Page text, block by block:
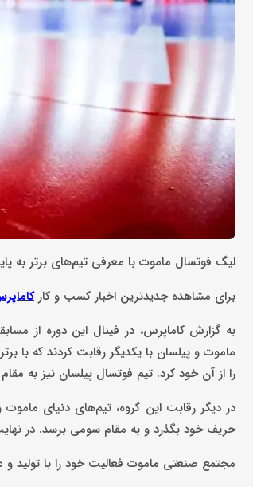
لیگ فوتسال ماموت با معرفی تیم‌های برتر به
برای مشاهده جدیدترین اخبار کسب و کار
به ‌گزارش کاماپرس، در فینال این دوره از
ماموت و پیلسان با یکدیگر رقابت کردند که
را از آن خود کرد. تیم فوتسال پیلسان نیز به
در دیگر رقابت این گروه، تیم‌های دنیای
حریف خود بگذرد و به مقام سومی برسد. در
مجتمع صنعتی ماموت فعالیت خود را با تولید و عرضه انواع تریلر